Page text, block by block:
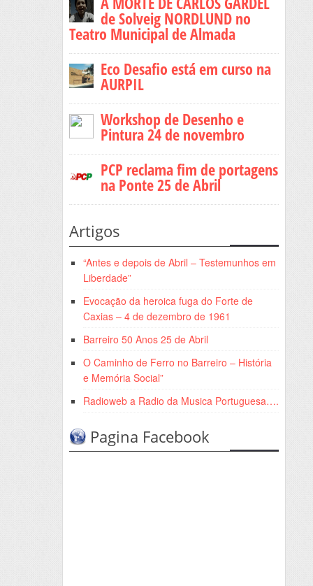
de Solveig NORDLUND no
Teatro Municipal de Almada
Eco Desafio está em curso na
AURPIL
Workshop de Desenho e
Pintura 24 de novembro
PCP reclama fim de portagens
na Ponte 25 de Abril
Artigos
“Antes e depois de Abril – Testemunhos em
Liberdade”
Evocação da heroica fuga do Forte de
Caxias – 4 de dezembro de 1961
Barreiro 50 Anos 25 de Abril
O Caminho de Ferro no Barreiro – História
e Memória Social”
Radioweb a Radio da Musica Portuguesa….
Pagina Facebook